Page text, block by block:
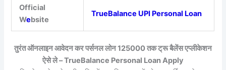
Official
Website
TrueBalance UPI Personal Loan
तुरंत ऑनलाइन आवेदन कर पर्सनल लोन 125000 तक ट्रू बैलेंस एप्लीकेशन
ऐसे ले – TrueBalance Personal Loan Apply